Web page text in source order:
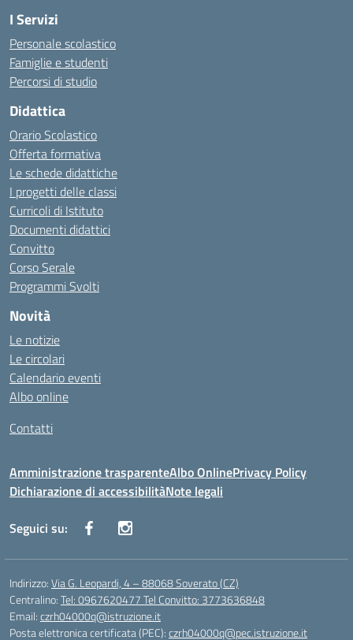
I Servizi
Personale scolastico
Famiglie e studenti
Percorsi di studio
Didattica
Orario Scolastico
Offerta formativa
Le schede didattiche
I progetti delle classi
Curricoli di Istituto
Documenti didattici
Convitto
Corso Serale
Programmi Svolti
Novità
Le notizie
Le circolari
Calendario eventi
Albo online
Contatti
Amministrazione trasparenteAlbo OnlinePrivacy Policy
Dichiarazione di accessibilitàNote legali
Seguici su:
Indirizzo:Via G. Leopardi, 4 – 88068 Soverato (CZ)
Centralino:Tel: 0967620477 Tel Convitto: 3773636848
Email:czrh04000q@istruzione.it
Posta elettronica certificata (PEC):czrh04000q@pec.istruzione.it